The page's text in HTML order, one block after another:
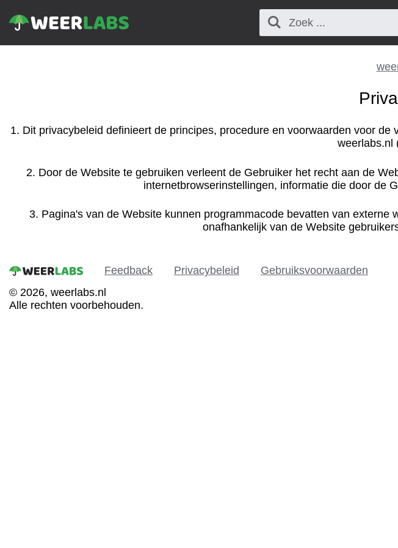
1. Dit privacybeleid definieert de principes, procedure en voorwaarden voor
weerlabs.nl
2. Door de Website te gebruiken verleent de Gebruiker het recht aan de
internetbrowserinstellingen, informatie die door de
3. Pagina's van de Website kunnen programmacode bevatten van
onafhankelijk van de Website
Feedback Privacybeleid
Gebruiksvoorwaarden
© 2026, weerlabs.nl
Alle rechten voorbehouden.